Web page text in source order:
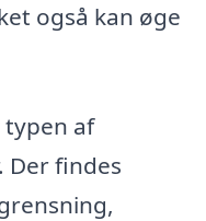
også kan øge
af
Der findes